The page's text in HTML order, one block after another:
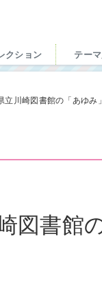
（ジ
クション テー
立川崎図書館の「あゆみ
図書館